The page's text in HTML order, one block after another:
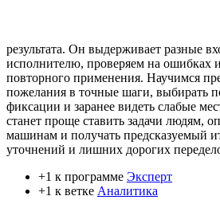
результата. Он выдерживает разные
исполнителю, проверяем на ошибках
повторного применения. Научимся
пожелания в точные шаги, выбирать
фиксации и заранее видеть слабые
станет проще ставить задачи людям,
машинам и получать предсказуемый
уточнений и лишних дорогих
+1 к программе Эксперт
+1 к ветке Аналитика